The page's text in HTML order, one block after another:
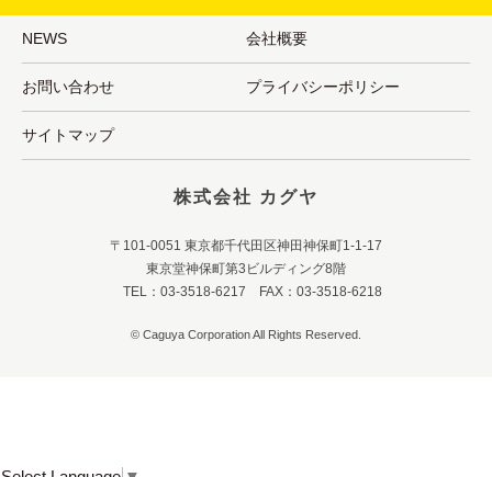
NEWS 会社概要
お問い合わせ プライバシーポリシー
サイトマップ
株式会社 カグヤ
〒101-0051 東京都千代田区神田神保町1-1-17
東京堂神保町第3ビルディング8階
TEL：03-3518-6217 FAX：03-3518-6218
© Caguya Corporation All Rights Reserved.